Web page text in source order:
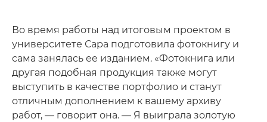
Во время работы над итоговым проектом в
университете Сара подготовила фотокнигу и
сама занялась ее изданием. «Фотокнига или
другая подобная продукция также могут
выступить в качестве портфолио и станут
отличным дополнением к вашему архиву
работ, — говорит она. — Я выиграла золотую